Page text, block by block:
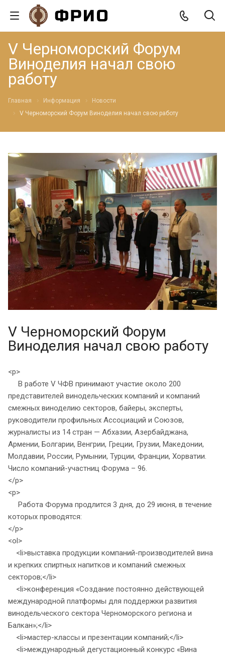
V Черноморский Форум
Виноделия начал свою
работу
Главная Информация
Новости
V Черноморский Форум Виноделия начал свою работу
V Черноморский Форум
Виноделия начал свою работу
<p>
В работе V ЧФВ принимают участие около 200
представителей винодельческих компаний и компаний
смежных виноделию секторов, байеры, эксперты,
руководители профильных Ассоциаций и Союзов,
журналисты из 14 стран — Абхазии, Азербайджана,
Армении, Болгарии, Венгрии, Греции, Грузии, Македонии,
Молдавии, России, Румынии, Турции, Франции, Хорватии.
Число компаний-участниц Форума – 96.
</p>
<p>
Работа Форума продлится 3 дня, до 29 июня, в течение
которых проводятся:
</p>
<ol>
<li>выставка продукции компаний-производителей вина
и крепких спиртных напитков и компаний смежных
секторов;</li>
<li>конференция «Создание постоянно действующей
международной платформы для поддержки развития
винодельческого сектора Черноморского региона и
Балкан»;</li>
<li>мастер-классы и презентации компаний;</li>
<li>международный дегустационный конкурс «Вина